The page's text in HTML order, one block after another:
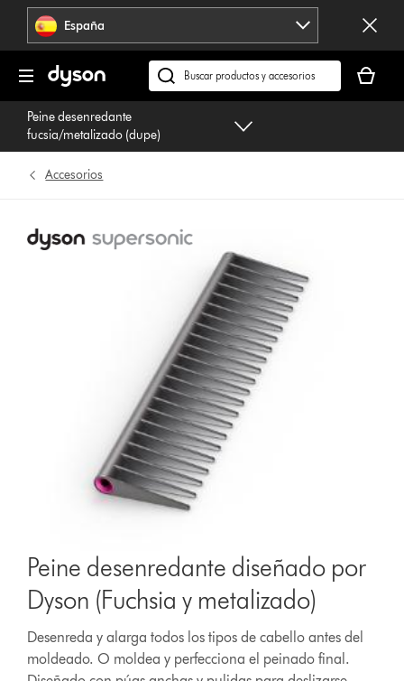
Omitir
navegación España
Buscar
en
cesta
está
Peine desenredante
fucsia/metalizado (dupe)
Accesorios
Peine desenredante diseñado por
Dyson (Fuchsia y metalizado)
Desenreda y alarga todos los tipos de cabello antes del
moldeado. O moldea y perfecciona el peinado final.